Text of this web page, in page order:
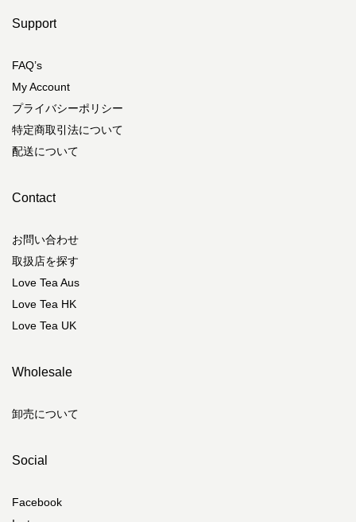
Support
FAQ’s
My Account
プライバシーポリシー
特定商取引法について
配送について
Contact
お問い合わせ
取扱店を探す
Love Tea Aus
Love Tea HK
Love Tea UK
Wholesale
卸売について
Social
Facebook